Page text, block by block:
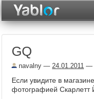
GQ
navalny — 24.01.2011 —
Если увидите в магазине
фотографией Скарлетт